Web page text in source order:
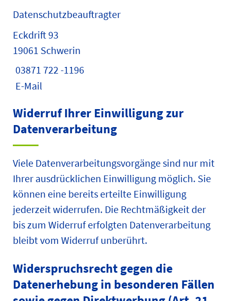
Datenschutzbeauftragter
Eckdrift 93
19061 Schwerin
03871 722 -1196
E-Mail
Widerruf Ihrer Einwilligung zur
Datenverarbeitung
Viele Datenverarbeitungsvorgänge sind nur mit
Ihrer ausdrücklichen Einwilligung möglich. Sie
können eine bereits erteilte Einwilligung
jederzeit widerrufen. Die Rechtmäßigkeit der
bis zum Widerruf erfolgten Datenverarbeitung
bleibt vom Widerruf unberührt.
Widerspruchsrecht gegen die
Datenerhebung in besonderen Fällen